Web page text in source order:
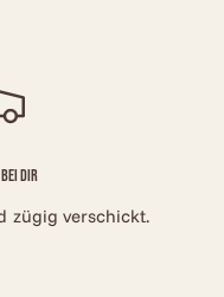
dir
zügig verschickt.